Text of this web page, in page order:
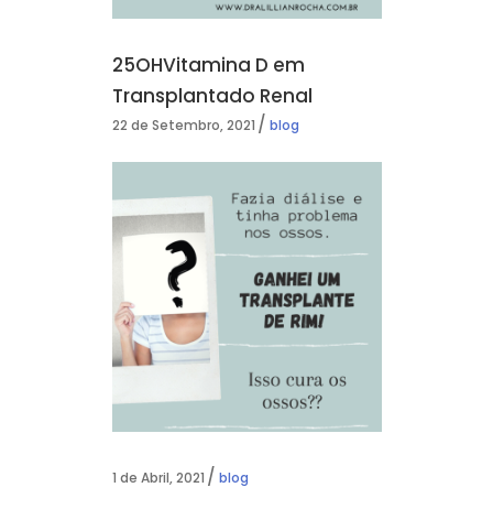
25OHVitamina D em
Transplantado Renal
22 de Setembro, 2021 blog
1 de Abril, 2021 blog